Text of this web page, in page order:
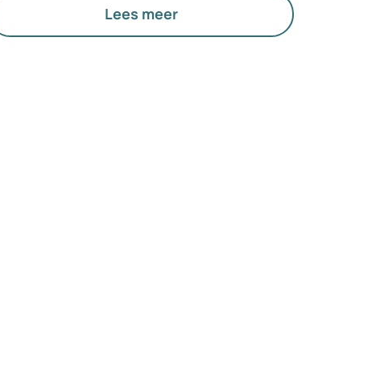
de werking van de eierstokken.
Lees meer